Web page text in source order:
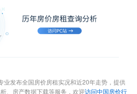
业发布全国房价房租实况和近20年走势，提供
、房产数据下载等服务，欢迎访问中国房价行